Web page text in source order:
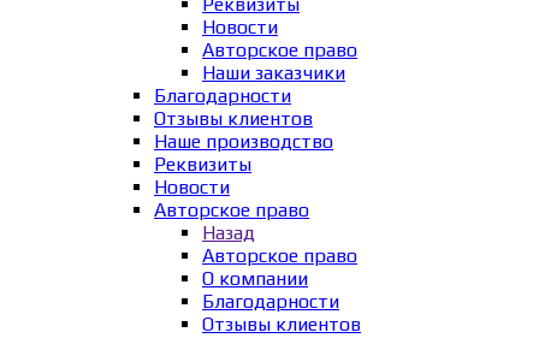
Новости
Авторское право
Наши заказчики
Благодарности
Отзывы клиентов
Наше производство
Реквизиты
Новости
Авторское право
Назад
Авторское право
О компании
Благодарности
Отзывы клиентов